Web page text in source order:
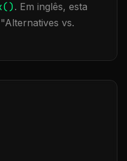
. Em inglês, esta
Alternatives vs.